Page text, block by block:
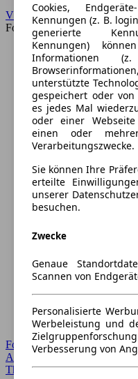
VW
Forum
Forum Startseite
Alle Auto-Foren
Themen-Forum
Cookies,
Kennungen (z. B.
generierte
Kennungen)
Informationen
unterstützte
gespeichert oder
es jedes Mal
oder einer
einen oder
Verarbeitungszwecke.
Sie können Ihre
erteilte
unserer
besuchen.
Zwecke
Genaue
Scannen von
Personalisierte
Werbeleistung und
Verbesserung von